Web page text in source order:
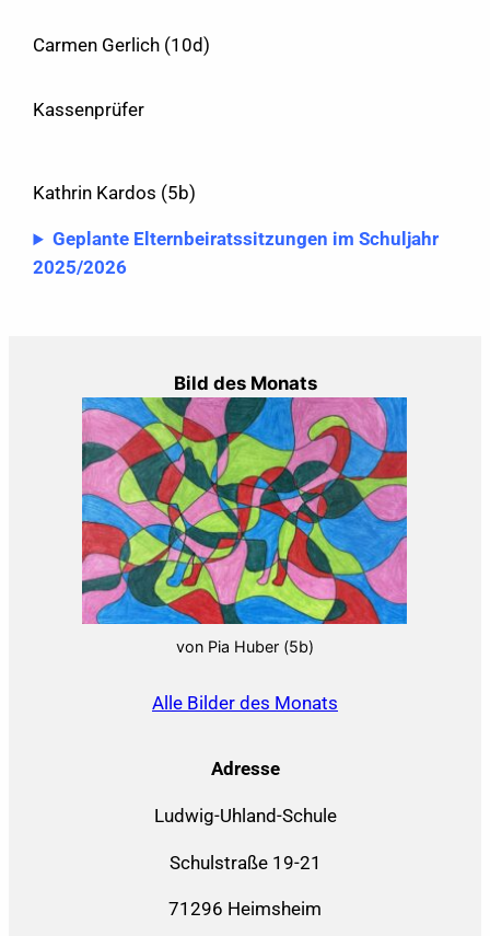
Carmen Gerlich (10d)
Kassenprüfer
Kathrin Kardos (5b)
Geplante Elternbeiratssitzungen im Schuljahr
2025/2026
Bild des Monats
von Pia Huber (5b)
Alle Bilder des Monats
Adresse
Ludwig-Uhland-Schule
Schulstraße 19-21
71296 Heimsheim